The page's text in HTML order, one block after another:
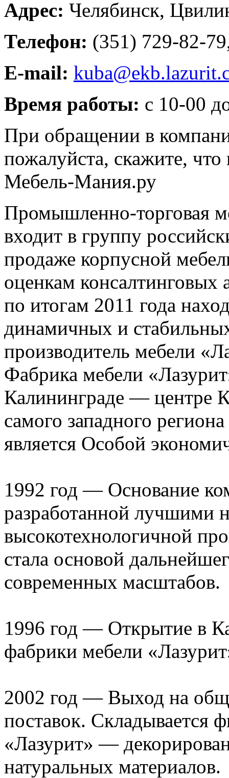
Адрес: Челябинск,
Телефон: (351) 729-82-
E-mail:
Время работы: с 10-00
При обращении в
пожалуйста, скажите,
Мебель-Мания.ру
Промышленно-торговая
входит в группу
продаже корпусной
оценкам консалтинговых
по итогам 2011 года
динамичных и
производитель мебели
Фабрика мебели
Калининграде — центре
самого западного
является Особой
1992 год — Основание
разработанной лучшими
высокотехнологичной
стала основой
современных масштабов.
1996 год — Открытие в
фабрики мебели
2002 год — Выход на
поставок. Складывается
«Лазурит» —
натуральных материалов.